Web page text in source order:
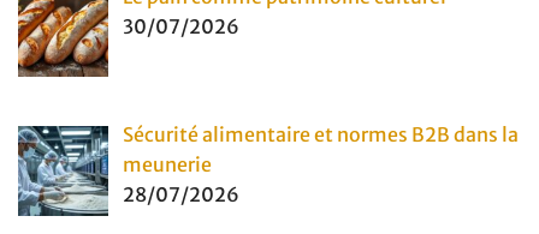
30/07/2026
Sécurité alimentaire et normes B2B dans la
meunerie
28/07/2026